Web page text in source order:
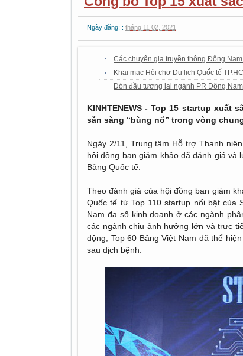
Ngày đăng: : tháng 11 02, 2021
Các chuyên gia truyền thông Đông
Khai mạc Hội chợ Du lịch Quốc tế
Đón đầu tương lai ngành PR Đông
KINHTENEWS - Top 15 startup
sẵn sàng “bùng nổ” trong vòng
Ngày 2/11, Trung tâm Hỗ trợ Thanh
hội đồng ban giám khảo đã đánh giá và
Bảng Quốc tế.
Theo đánh giá của hội đồng ban giám
Quốc tế từ Top 110 startup nổi bật của
Nam đa số kinh doanh ở các ngành
các ngành chịu ảnh hưởng lớn và trực
động, Top 60 Bảng Việt Nam đã thể
sau dịch bệnh.